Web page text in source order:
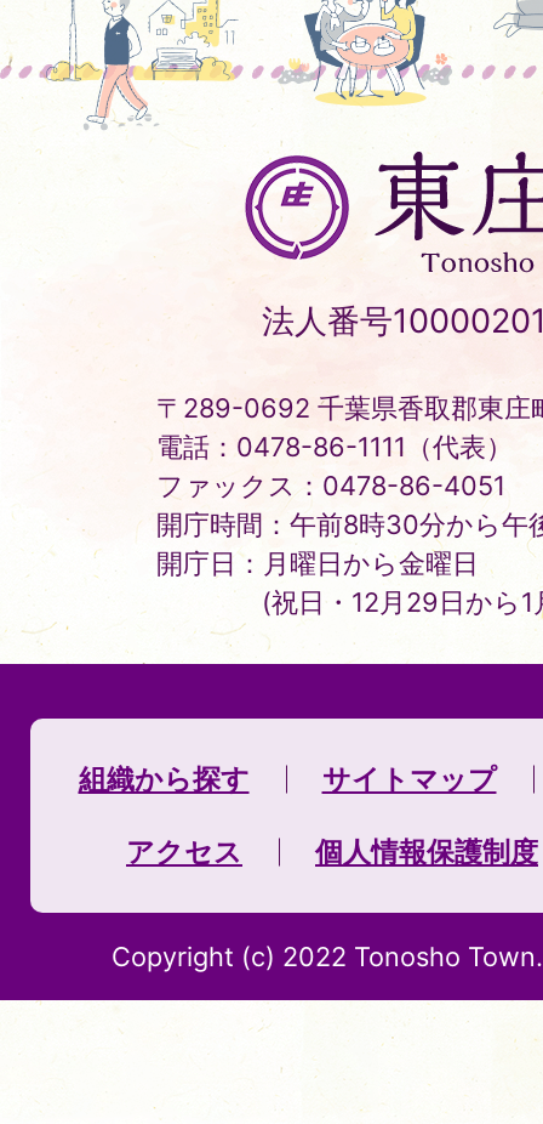
東
庄
町
Tonosho
Town
法人番号
〒289-0692 千葉県香取郡東庄
電話：0478-86-1111（代表）
ファックス：0478-86-4051
開庁時間：午前8時30分から午
開庁日：月曜日から金曜日
(祝日・12月29日から
組織から探す サイトマップ
アクセス 個人情報保護制度
Copyright (c) 2022 Tonosho